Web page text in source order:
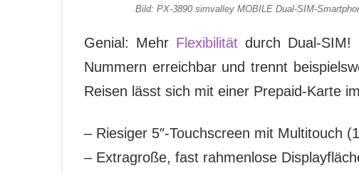
Bild: PX-3890 simvalley MOBILE Dual-SIM-
Genial: Mehr Flexibilitätdurch Dual-SIM!
Nummern erreichbar und trennt
Reisen lässt sich mit einer Prepaid-Karte
– Riesiger 5″-Touchscreen mit Multitouch
– Extragroße, fast rahmenlose